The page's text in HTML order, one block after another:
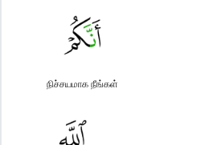
நிச்சயமாக நீங்கள்